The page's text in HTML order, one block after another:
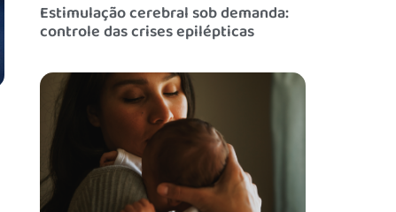
Estimulação cerebral sob demanda:
controle das crises epilépticas